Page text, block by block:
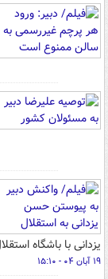
یزدانی با باشگاه
۱۹ آبان ۰۴ - ۱۵:۱۰